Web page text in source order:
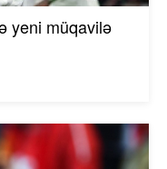
yeni müqavilə